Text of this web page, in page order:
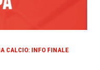
CALCIO: INFO FINALE